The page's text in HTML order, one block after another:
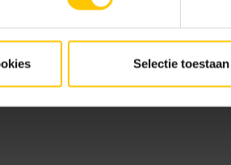
Selectie toestaan